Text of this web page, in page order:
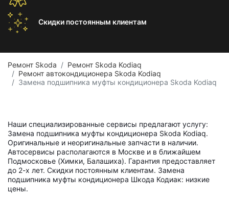
Скидки постоянным клиентам
Ремонт Skoda
Ремонт Skoda Kodiaq
Ремонт автокондиционера Skoda Kodiaq
Замена подшипника муфты кондиционера Skoda Kodiaq
Наши специализированные сервисы предлагают услугу:
Замена подшипника муфты кондиционера Skoda Kodiaq.
Оригинальные и неоригинальные запчасти в наличии.
Автосервисы располагаются в Москве и в ближайшем
Подмосковье (Химки, Балашиха). Гарантия предоставляет
до 2-х лет. Скидки постоянным клиентам. Замена
подшипника муфты кондиционера Шкода Кодиак: низкие
цены.